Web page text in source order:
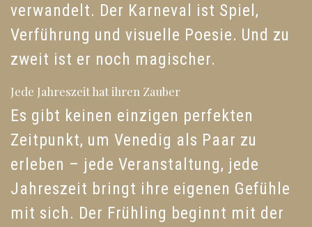
verwandelt. Der Karneval ist Spiel,
Verführung und visuelle Poesie. Und zu
zweit ist er noch magischer.
Jede Jahreszeit hat ihren Zauber
Es gibt keinen einzigen perfekten
Zeitpunkt, um Venedig als Paar zu
erleben – jede Veranstaltung, jede
Jahreszeit bringt ihre eigenen Gefühle
mit sich. Der Frühling beginnt mit der